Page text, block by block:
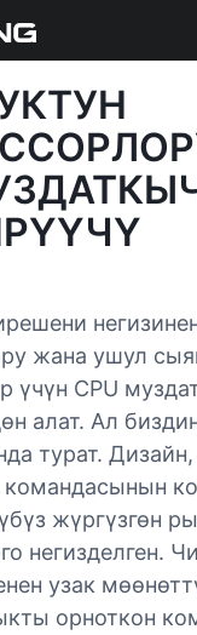
жана ушул
үчүн CPU
алат. Ал
турат. Дизайн,
командасынын
жүргүзгөн
негизделген.
узак
орноткон